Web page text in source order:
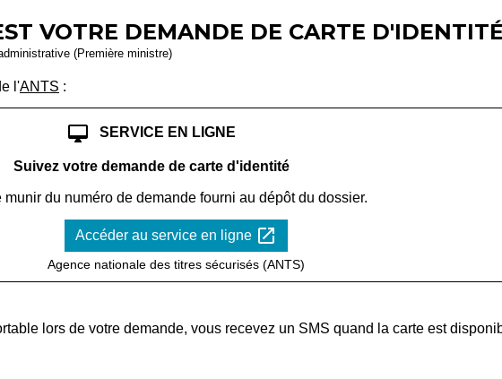
VOTRE DEMANDE DE CARTE
(Première ministre)
l'ANTS :
desktop_mac SERVICE EN LIGNE
Suivez votre demande de carte d'identité
munir du numéro de demande fourni au dépôt du dossier.
Accéder au service en ligne open_in_new
Agence nationale des titres sécurisés (ANTS)
lors de votre demande, vous recevez un SMS quand la carte est